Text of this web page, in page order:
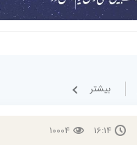
بيشتر
16:14
10004